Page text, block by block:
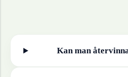
Kan man